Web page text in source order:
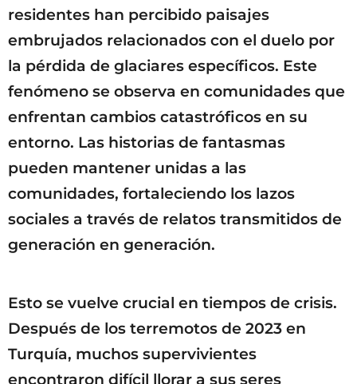
residentes han percibido paisajes
embrujados relacionados con el duelo por
la pérdida de glaciares específicos. Este
fenómeno se observa en comunidades que
enfrentan cambios catastróficos en su
entorno. Las historias de fantasmas
pueden mantener unidas a las
comunidades, fortaleciendo los lazos
sociales a través de relatos transmitidos de
generación en generación.
Esto se vuelve crucial en tiempos de crisis.
Después de los terremotos de 2023 en
Turquía, muchos supervivientes
encontraron difícil llorar a sus seres